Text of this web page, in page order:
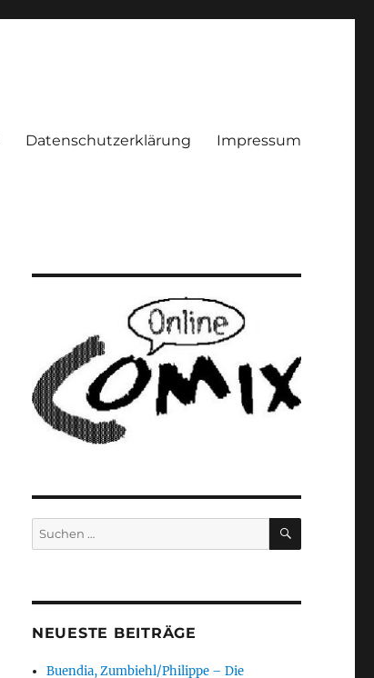
Datenschutzerklärung Impressum
Suchen
nach:
SUCHEN
NEUESTE BEITRÄGE
Buendia, Zumbiehl/Philippe – Die